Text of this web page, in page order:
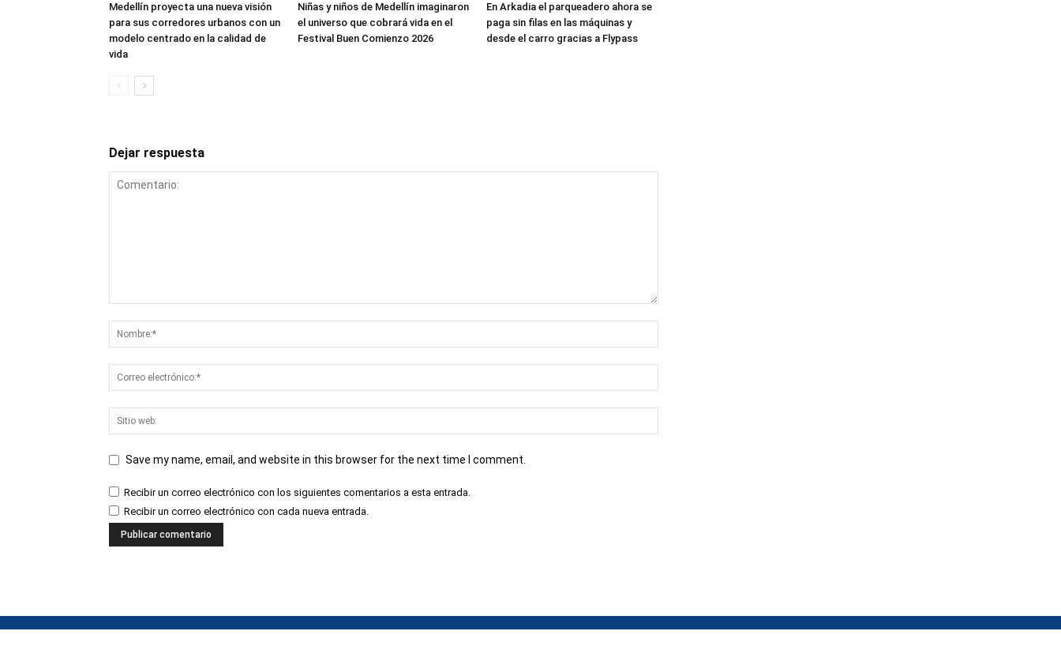
Medellín proyecta una nueva visión
para sus corredores urbanos con un
modelo centrado en la calidad de
vida
Niñas y niños de Medellín imaginaron
el universo que cobrará vida en el
Festival Buen Comienzo 2026
En Arkadia el parqueadero ahora se
paga sin filas en las máquinas y
desde el carro gracias a Flypass
Dejar respuesta
Save my name, email, and website in this browser for the next time I comment.
Recibir un correo electrónico con los siguientes comentarios a esta entrada.
Recibir un correo electrónico con cada nueva entrada.